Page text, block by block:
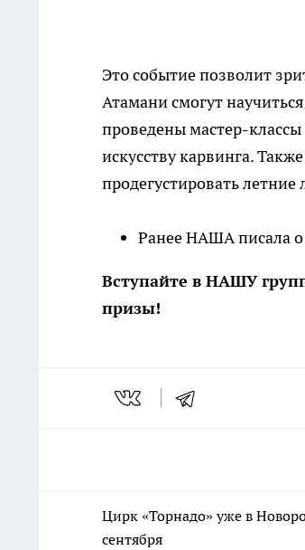
Это событие позволит
Атамани смогут
проведены мастер-
искусству карвинга.
продегустировать летние
Ранее НАША писала о
Вступайте в НАШУ
призы!
Цирк «Торнадо» уже в
сентября